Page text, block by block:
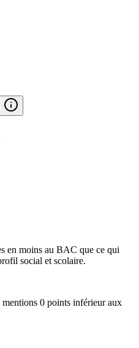
en moins au BAC que ce qui
social et scolaire.
mentions 0 points inférieuraux